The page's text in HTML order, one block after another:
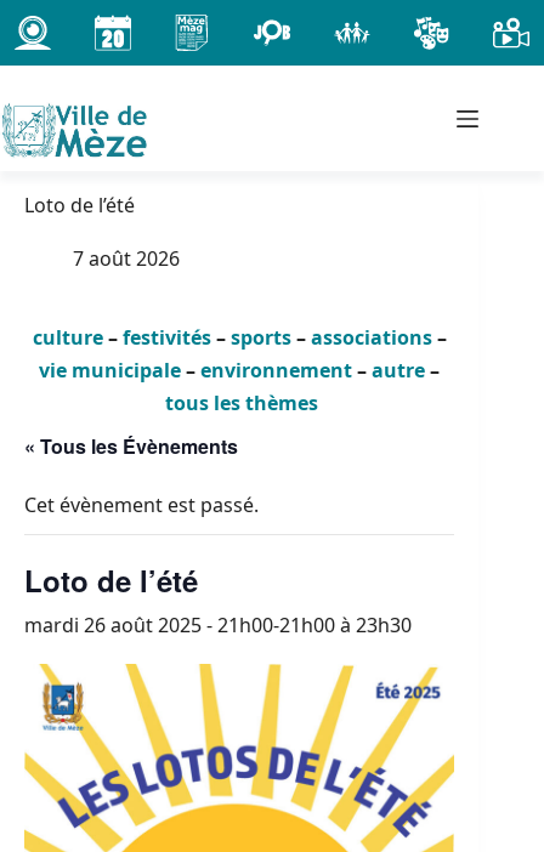
Passer
au
contenu
Loto de l’été
7 août 2026
culture–festivités–sports–associations–
vie municipale–environnement–autre–
tous les thèmes
« Tous les Évènements
Cet évènement est passé.
Loto de l’été
mardi 26 août 2025 - 21h00-21h00à 23h30